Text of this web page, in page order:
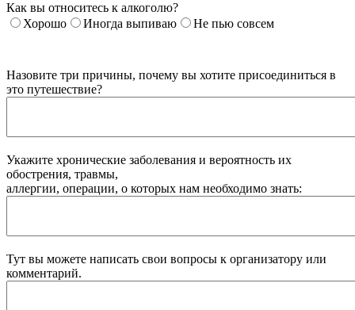
Как вы относитесь к алкоголю?
Хорошо
Иногда выпиваю Не пью совсем
Назовите три причины, почему вы хотите присоединиться в
это путешествие?
Укажите хронические заболевания и вероятность их
обострения, травмы,
аллергии, операции, о которых нам необходимо знать:
Тут вы можете написать свои вопросы к организатору или
комментарий.